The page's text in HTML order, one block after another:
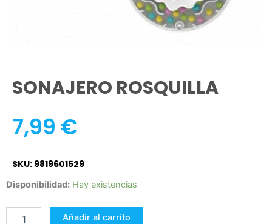
SONAJERO ROSQUILLA
7,99 €
SKU: 9819601529
Disponibilidad: Hay existencias
SONAJERO
cantidad
Añadir al carrito